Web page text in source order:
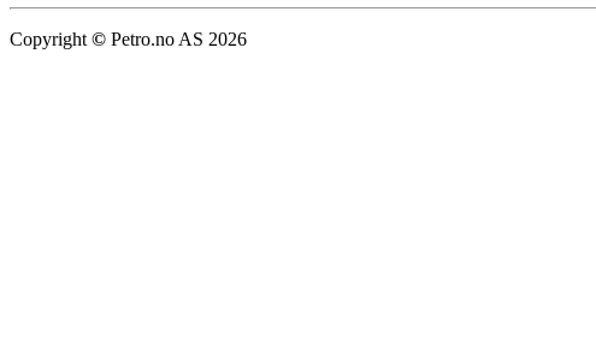
Copyright © Petro.no AS 2026